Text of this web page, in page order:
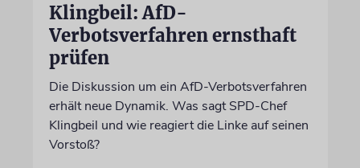
Klingbeil: AfD-
Verbotsverfahren ernsthaft
prüfen
Die Diskussion um ein AfD-Verbotsverfahren
erhält neue Dynamik. Was sagt SPD-Chef
Klingbeil und wie reagiert die Linke auf seinen
Vorstoß?